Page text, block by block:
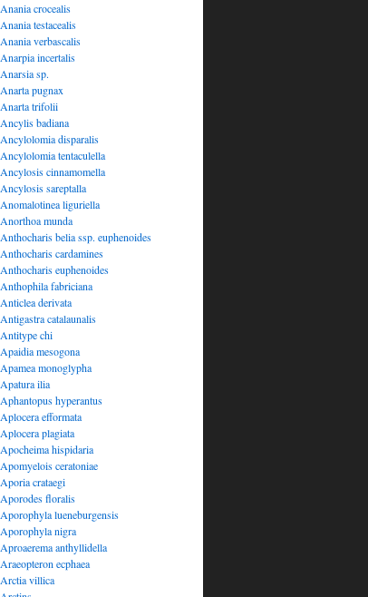
Anania crocealis
Anania testacealis
Anania verbascalis
Anarpia incertalis
Anarsia sp.
Anarta pugnax
Anarta trifolii
Ancylis badiana
Ancylolomia disparalis
Ancylolomia tentaculella
Ancylosis cinnamomella
Ancylosis sareptalla
Anomalotinea liguriella
Anorthoa munda
Anthocharis belia ssp. euphenoides
Anthocharis cardamines
Anthocharis euphenoides
Anthophila fabriciana
Anticlea derivata
Antigastra catalaunalis
Antitype chi
Apaidia mesogona
Apamea monoglypha
Apatura ilia
Aphantopus hyperantus
Aplocera efformata
Aplocera plagiata
Apocheima hispidaria
Apomyelois ceratoniae
Aporia crataegi
Aporodes floralis
Aporophyla lueneburgensis
Aporophyla nigra
Aproaerema anthyllidella
Araeopteron ecphaea
Arctia villica